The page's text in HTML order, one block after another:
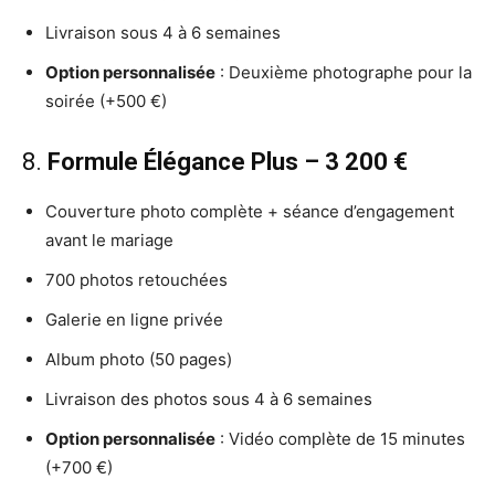
Livraison sous 4 à 6 semaines
Option personnalisée : Deuxième photographe pour la
soirée (+500 €)
8. Formule Élégance Plus – 3 200 €
Couverture photo complète + séance d’engagement
avant le mariage
700 photos retouchées
Galerie en ligne privée
Album photo (50 pages)
Livraison des photos sous 4 à 6 semaines
Option personnalisée : Vidéo complète de 15 minutes
(+700 €)